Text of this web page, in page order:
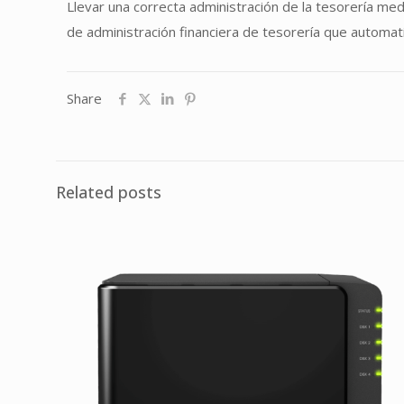
Llevar una correcta administración de la tesorería
de administración financiera de tesorería que
Share
Related posts